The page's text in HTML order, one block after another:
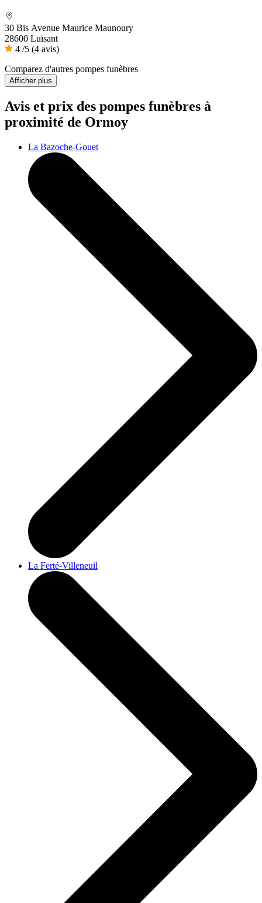
30 Bis Avenue Maurice Maunoury
28600 Luisant
4 /5 (4 avis)
Comparez d'autres pompes funèbres
Afficher plus
Avis et prix des pompes funèbres à
proximité de Ormoy
La Bazoche-Gouet
La Ferté-Villeneuil